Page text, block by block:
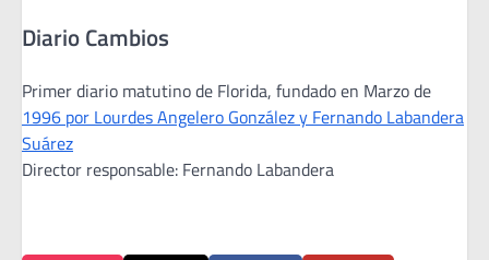
Diario Cambios
Primer diario matutino de Florida, fundado en Marzo de
1996 por Lourdes Angelero González y Fernando Labandera
Suárez
Director responsable: Fernando Labandera